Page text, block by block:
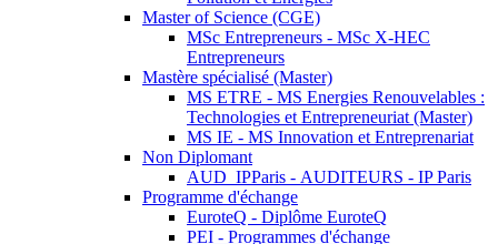
Master of Science (CGE)
MSc Entrepreneurs - MSc X-HEC
Entrepreneurs
Mastère spécialisé (Master)
MS ETRE - MS Energies Renouvelables :
Technologies et Entrepreneuriat (Master)
MS IE - MS Innovation et Entreprenariat
Non Diplomant
AUD_IPParis - AUDITEURS - IP Paris
Programme d'échange
EuroteQ - Diplôme EuroteQ
PEI - Programmes d'échange